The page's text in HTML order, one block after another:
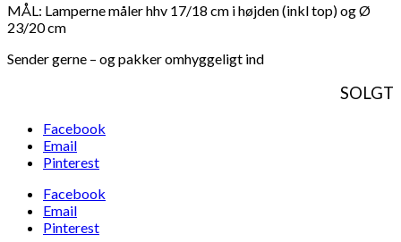
MÅL: Lamperne måler hhv 17/18 cm i højden (inkl top) og Ø
23/20 cm
Sender gerne – og pakker omhyggeligt ind
SOLGT
Facebook
Email
Pinterest
Facebook
Email
Pinterest